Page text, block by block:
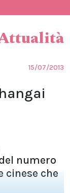
15/07/2013
numero
cinese che